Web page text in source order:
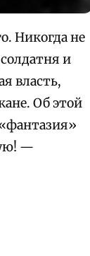
Никогда не
и
власть,
Об этой
—